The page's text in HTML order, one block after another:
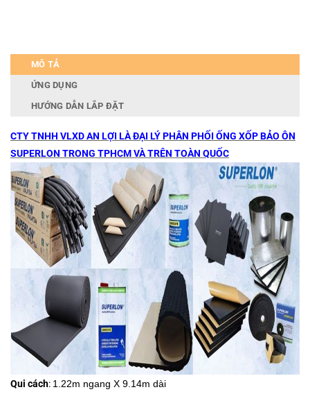
MÔ TẢ
ỨNG DỤNG
HƯỚNG DẪN LẮP ĐẶT
CTY TNHH VLXD AN LỢI LÀ ĐẠI LÝ PHÂN PHỐI ỐNG XỐP BẢO ÔN
SUPERLON TRONG TPHCM VÀ TRÊN TOÀN QUỐC
Qui cách: 1.22m ngang X 9.14m dài